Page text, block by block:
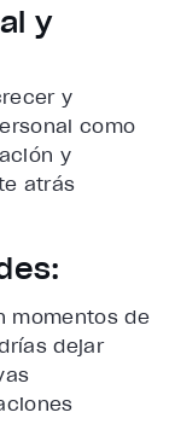
y
y
como
y
atrás
momentos de
dejar